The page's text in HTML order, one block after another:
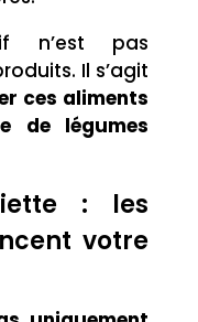
n’est pas
Il s’agit
ces aliments
de légumes
: les
votre